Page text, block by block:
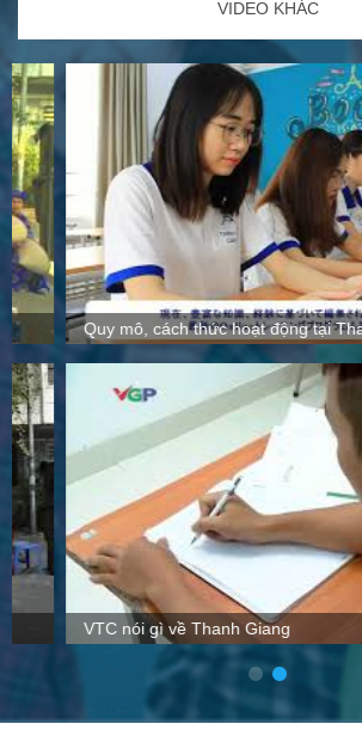
VIDEO KHÁC
Quy mô, cách thức hoạt động tại Thanh
VTC nói gì về Thanh Giang